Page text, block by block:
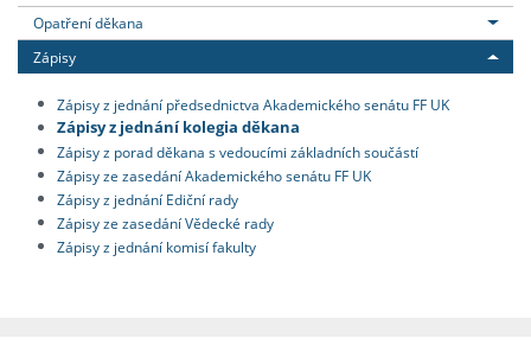
Opatření děkana
Zápisy
Zápisy z jednání předsednictva Akademického senátu FF UK
Zápisy z jednání kolegia děkana
Zápisy z porad děkana s vedoucími základních součástí
Zápisy ze zasedání Akademického senátu FF UK
Zápisy z jednání Ediční rady
Zápisy ze zasedání Vědecké rady
Zápisy z jednání komisí fakulty